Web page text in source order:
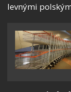
levnými